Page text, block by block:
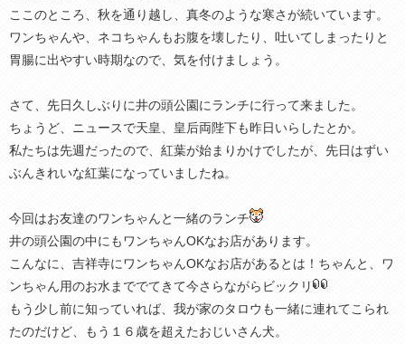
ここのところ、秋を通り越し、真冬のような寒さが続いています。
ワンちゃんや、ネコちゃんもお腹を壊したり、吐いてしまったりと
胃腸に出やすい時期なので、気を付けましょう。
さて、先日久しぶりに井の頭公園にランチに行って来ました。
ちょうど、ニュースで天皇、皇后両陛下も昨日いらしたとか。
私たちは先週だったので、紅葉が始まりかけでしたが、先日はずい
ぶんきれいな紅葉になっていましたね。
今回はお友達のワンちゃんと一緒のランチ
井の頭公園の中にもワンちゃんOKなお店があります。
こんなに、吉祥寺にワンちゃんOKなお店があるとは！ちゃんと、ワ
ンちゃん用のお水まででてきて今さらながらビックリ
もう少し前に知っていれば、我が家のタロウも一緒に連れてこられ
たのだけど、もう１６歳を超えたおじいさん犬。